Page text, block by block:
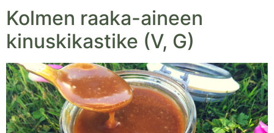
Kolmen raaka-aineen
kinuskikastike (V, G)